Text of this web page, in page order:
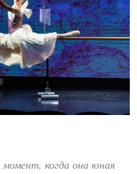
когда она юная